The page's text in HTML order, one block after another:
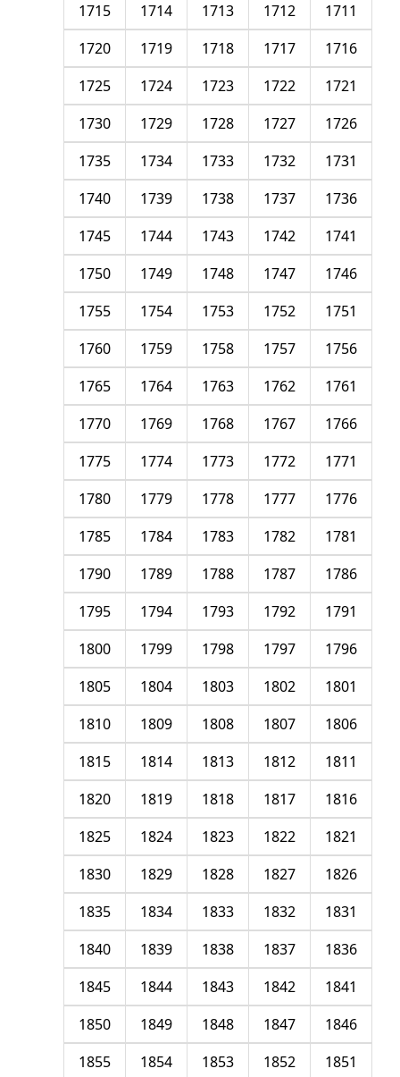
1711
1712
1713
1714
1715
1716
1717
1718
1719
1720
1721
1722
1723
1724
1725
1726
1727
1728
1729
1730
1731
1732
1733
1734
1735
1736
1737
1738
1739
1740
1741
1742
1743
1744
1745
1746
1747
1748
1749
1750
1751
1752
1753
1754
1755
1756
1757
1758
1759
1760
1761
1762
1763
1764
1765
1766
1767
1768
1769
1770
1771
1772
1773
1774
1775
1776
1777
1778
1779
1780
1781
1782
1783
1784
1785
1786
1787
1788
1789
1790
1791
1792
1793
1794
1795
1796
1797
1798
1799
1800
1801
1802
1803
1804
1805
1806
1807
1808
1809
1810
1811
1812
1813
1814
1815
1816
1817
1818
1819
1820
1821
1822
1823
1824
1825
1826
1827
1828
1829
1830
1831
1832
1833
1834
1835
1836
1837
1838
1839
1840
1841
1842
1843
1844
1845
1846
1847
1848
1849
1850
1851
1852
1853
1854
1855